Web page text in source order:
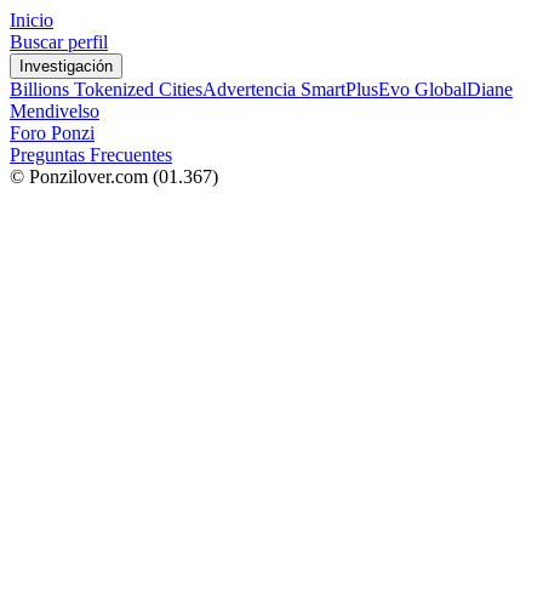
Inicio
Buscar perfil
Investigación
Billions Tokenized CitiesAdvertencia SmartPlusEvo GlobalDiane
Mendivelso
Foro Ponzi
Preguntas Frecuentes
© Ponzilover.com (01.367)